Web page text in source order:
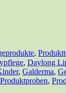
,
, Daylong
, Galderma,
Produktproben,